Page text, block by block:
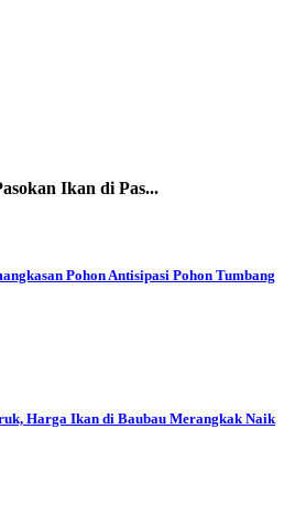
Ikan di Pas...
Pohon Antisipasi Pohon Tumbang
Harga Ikan di Baubau Merangkak Naik